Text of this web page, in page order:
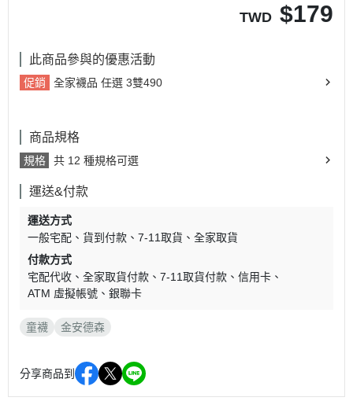
TWD $179
此商品參與的優惠活動
促銷 全家襪品 任選 3雙490
商品規格
規格 共 12 種規格可選
運送&付款
運送方式
一般宅配
貨到付款 7-11取貨
全家取貨
付款方式
宅配代收
全家取貨付款 7-11取貨付款
信用卡
ATM 虛擬帳號
銀聯卡
童襪 金安德森
分享商品到